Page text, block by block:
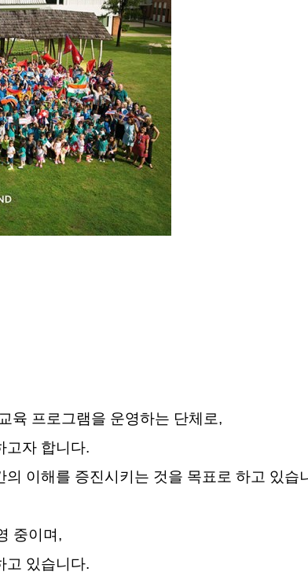
육 프로그램을 운영하는 단체로,
고자 합니다.
이해를 증진시키는 것을 목표로 하고 있습
중이며,
고 있습니다.